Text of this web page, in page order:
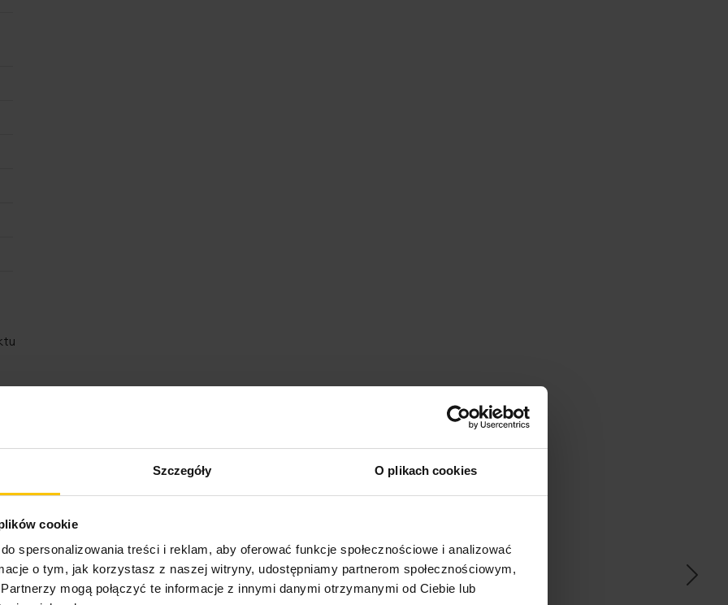
Szczegóły O plikach cookies
cookie
spersonalizowania treści i reklam, aby oferować funkcje społecznościowe i analizować
o tym, jak korzystasz z naszej witryny, udostępniamy partnerom społecznościowym,
mogą połączyć te informacje z innymi danymi otrzymanymi od Ciebie lub
może Cię zainteresować